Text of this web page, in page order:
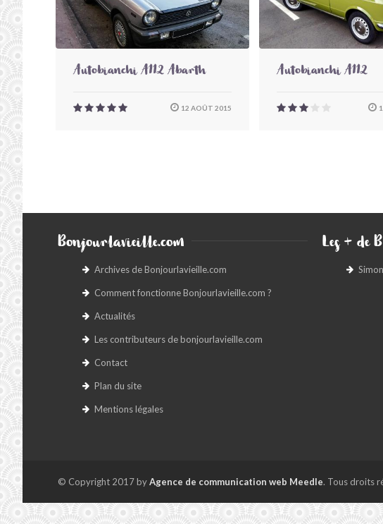
Autobianchi A112 Abarth
12 AOÛT 2015
Autobianchi A112
Bonjourlavieille.com
Archives de Bonjourlavieille.com
Comment fonctionne Bonjourlavieille.com ?
Actualités
Les contributeurs de bonjourlavieille.com
Contact
Plan du site
Mentions légales
Les + de
© Copyright 2017 byAgence de communication web Meedle. Tous droits